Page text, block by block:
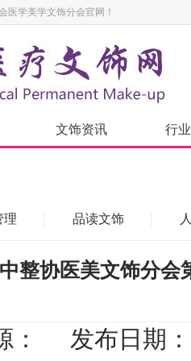
医学美学文饰分会官网！
文饰资讯 行
理 品读文饰
整协医美文饰分
： 发布日期：